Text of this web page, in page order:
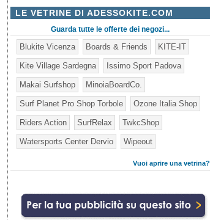
LE VETRINE DI ADESSOKITE.COM
Guarda tutte le offerte dei negozi...
Blukite Vicenza Boards & Friends KITE-IT
Kite Village Sardegna Issimo Sport Padova
Makai Surfshop MinoiaBoardCo.
Surf Planet Pro Shop Torbole Ozone Italia Shop
Riders Action SurfRelax TwkcShop
Watersports Center Dervio Wipeout
Vuoi aprire una vetrina?